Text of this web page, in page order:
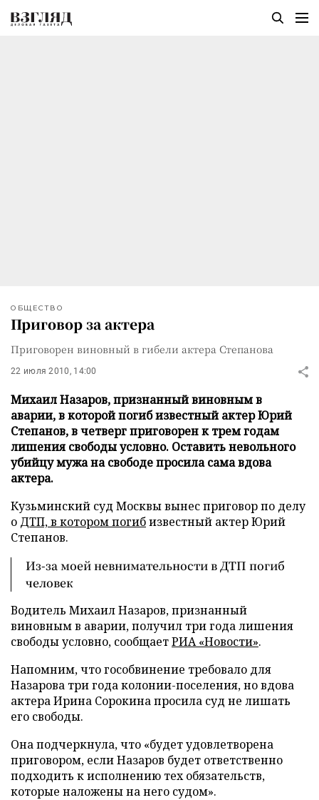
ОБЩЕСТВО
Приговор за актера
Приговорен виновный в гибели актера Степанова
22 июля 2010, 14:00
Михаил Назаров, признанный виновным в
аварии, в которой погиб известный актер Юрий
Степанов, в четверг приговорен к трем годам
лишения свободы условно. Оставить невольного
убийцу мужа на свободе просила сама вдова
актера.
Кузьминский суд Москвы вынес приговор по делу
о ДТП, в котором погибизвестный актер Юрий
Степанов.
Из-за моей невнимательности в ДТП погиб
человек
Водитель Михаил Назаров, признанный
виновным в аварии, получил три года лишения
свободы условно, сообщаетРИА «Новости».
Напомним, что гособвинение требовало для
Назарова три года колонии-поселения, но вдова
актера Ирина Сорокина просила суд не лишать
его свободы.
Она подчеркнула, что «будет удовлетворена
приговором, если Назаров будет ответственно
подходить к исполнению тех обязательств,
которые наложены на него судом».